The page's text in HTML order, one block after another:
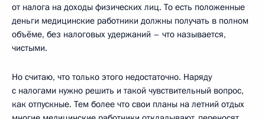
от налога на доходы физических лиц. То есть положенные
деньги медицинские работники должны получать в полном
объёме, без налоговых удержаний – что называется,
чистыми.
Но считаю, что только этого недостаточно. Наряду
с налогами нужно решить и такой чувствительный вопрос,
как отпускные. Тем более что свои планы на летний отдых